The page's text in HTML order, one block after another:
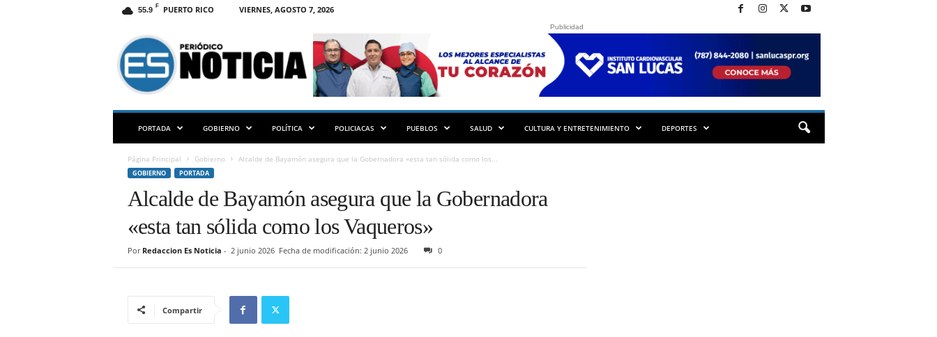
55.9 F PUERTO RICO VIERNES, AGOSTO 7, 2026
S
N
O
Publicidad
PORTADA GOBIERNO POLÍTICA POLICIACAS PUEBLOS SALUD CULTURA Y ENTRETENIMIENTO DEPORTES
Página Principal Gobierno Alcalde de Bayamón asegura que la Gobernadora «esta tan sólida como los...
GOBIERNO PORTADA
Alcalde de Bayamón asegura que la Gobernadora
«esta tan sólida como los Vaqueros»
Por Redaccion Es Noticia - 2 junio 2026 Fecha de modificación: 2 junio 2026 0
Compartir